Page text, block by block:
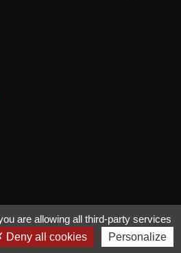
CLUB DE TOULOUSE. TOUS DROITS
VT-DESIGN 2021
are allowing all third-party services
Deny all cookies Personalize